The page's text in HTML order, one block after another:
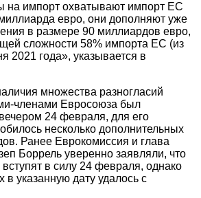
на импорт охватывают импорт ЕС
евро, они дополняют уже
в размере 90 миллиардов евро,
сложности 58% импорта ЕС (из
2021 года», указывается в
множества разногласий
членами Евросоюза был
24 февраля, для его
несколько дополнительных
Ранее Еврокомиссия и глава
Боррель уверенно заявляли, что
в силу 24 февраля, однако
в указанную дату удалось с